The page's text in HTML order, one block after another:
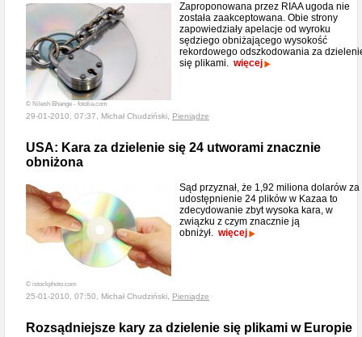
© Nilesh Bhange - fotolia.com
Zaproponowana przez RIAA ugoda nie
została zaakceptowana. Obie strony
zapowiedziały apelacje od wyroku
sędziego obniżającego wysokość
rekordowego odszkodowania za
się plikami. więcej
29-01-2010, 07:37, Michał Chudziński, Pieniądze
USA: Kara za dzielenie się 24 utworami znacznie
obniżona
© istockphoto.com
Sąd przyznał, że 1,92 miliona dolarów za
udostępnienie 24 plików w Kazaa to
zdecydowanie zbyt wysoka kara, w
związku z czym znacznie ją
obniżył. więcej
25-01-2010, 07:50, Michał Chudziński, Pieniądze
Rozsądniejsze kary za dzielenie się plikami w Europie